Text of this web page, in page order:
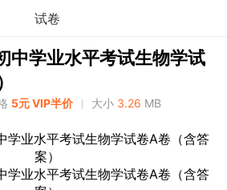
试卷
中学业水平考试生物学试
5元 VIP半价 大小 3.26 MB